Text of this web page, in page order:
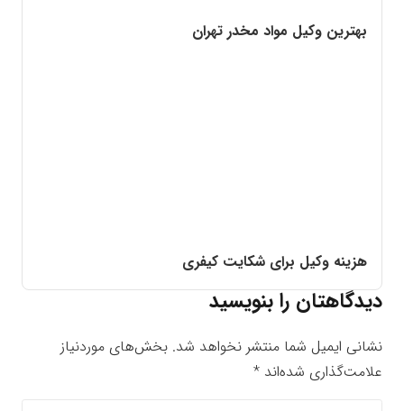
بهترین وکیل مواد مخدر تهران
هزینه وکیل برای شکایت کیفری
دیدگاهتان را بنویسید
نشانی ایمیل شما منتشر نخواهد شد. بخش‌های موردنیاز
علامت‌گذاری شده‌اند *